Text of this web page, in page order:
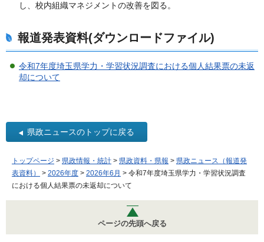
し、校内組織マネジメントの改善を図る。
報道発表資料(ダウンロードファイル)
令和7年度埼玉県学力・学習状況調査における個人結果票の未返
却について
県政ニュースのトップに戻る
トップページ > 県政情報・統計 > 県政資料・県報 > 県政ニュース（報道発
表資料）
> 2026年度 > 2026年6月 > 令和7年度埼玉県学力・学習状況調査
における個人結果票の未返却について
ページの先頭へ戻る